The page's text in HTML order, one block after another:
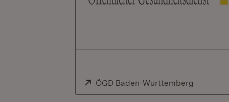
Extern:
ÖGD Baden-Württemberg (Öffnet